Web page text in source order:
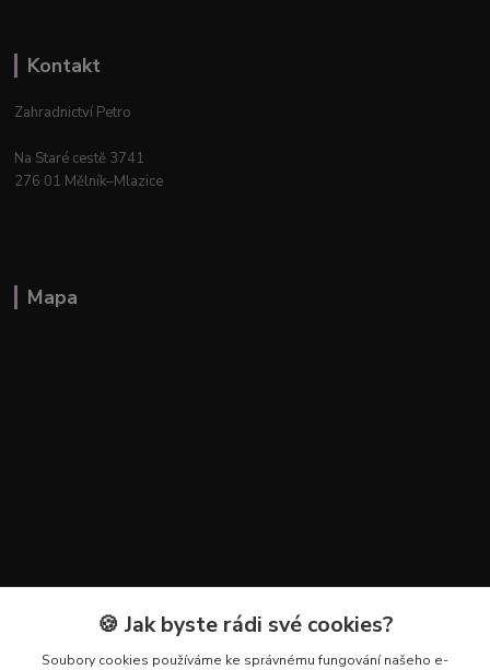
Kontakt
Zahradnictví Petro
Na Staré cestě 3741
276 01 Mělník–Mlazice
Mapa
Kontakty🍪 Jak byste rádi své cookies?
Soubory cookies používáme ke správnému fungování našeho e-